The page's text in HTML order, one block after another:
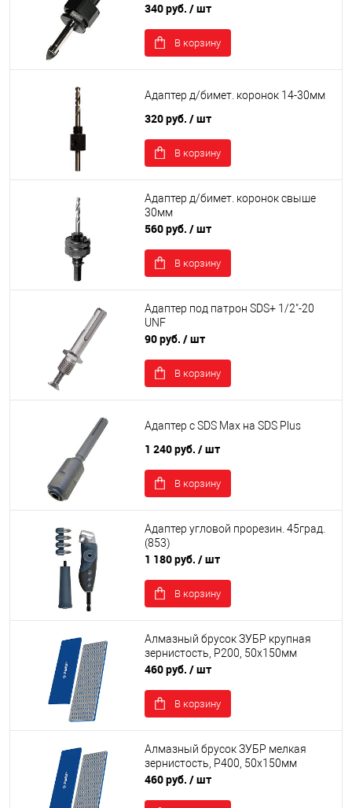
340 руб. / шт
В корзину
Адаптер д/бимет. коронок 14-30мм
320 руб. / шт
В корзину
Адаптер д/бимет. коронок свыше
30мм
560 руб. / шт
В корзину
Адаптер под патрон SDS+ 1/2"-20
UNF
90 руб. / шт
В корзину
Адаптер с SDS Max на SDS Plus
1 240 руб. / шт
В корзину
Адаптер угловой прорезин. 45град.
(853)
1 180 руб. / шт
В корзину
Алмазный брусок ЗУБР крупная
зернистость, Р200, 50х150мм
460 руб. / шт
В корзину
Алмазный брусок ЗУБР мелкая
зернистость, Р400, 50х150мм
460 руб. / шт